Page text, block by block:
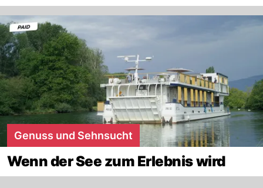
Genuss und Sehnsucht
Wenn der See zum Erlebnis wird